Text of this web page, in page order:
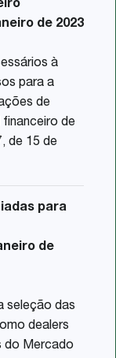
de 2023
à
para a
de
de
de 15 de
para
de
seleção das
dealers
do Mercado